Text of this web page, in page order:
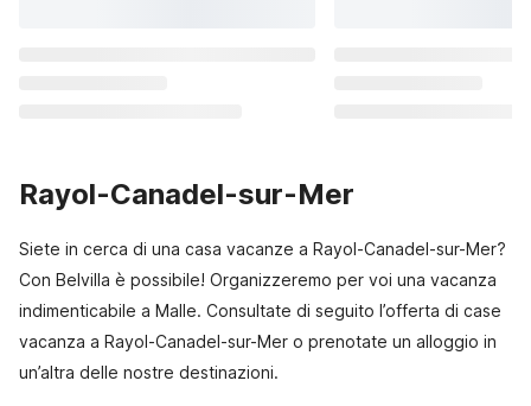
Rayol-Canadel-sur-Mer
Siete in cerca di una casa vacanze a Rayol-Canadel-sur-Mer?
Con Belvilla è possibile! Organizzeremo per voi una vacanza
indimenticabile a Malle. Consultate di seguito l’offerta di case
vacanza a Rayol-Canadel-sur-Mer o prenotate un alloggio in
un’altra delle nostre destinazioni.